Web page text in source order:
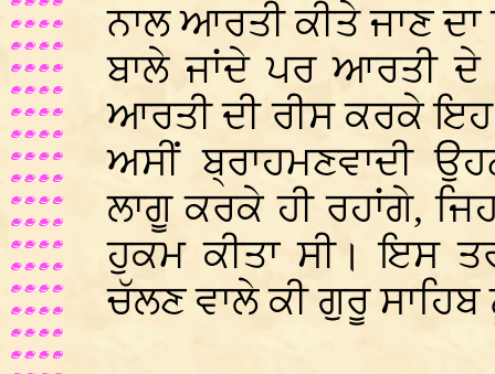
ਨਾਲ ਆਰਤੀ ਕੀਤੇ ਜਾਣ ਦਾ
ਬਾਲੇ ਜਾਂਦੇ ਪਰ ਆਰਤੀ
ਆਰਤੀ ਦੀ ਰੀਸ ਕਰਕੇ ਇਹ
ਅਸੀਂ ਬ੍ਰਾਹਮਣਵਾਦੀ
ਲਾਗੂ ਕਰਕੇ ਹੀ ਰਹਾਂਗੇ,
ਹੁਕਮ ਕੀਤਾ ਸੀ। ਇਸ
ਚੱਲਣ ਵਾਲੇ ਕੀ ਗੁਰੂ